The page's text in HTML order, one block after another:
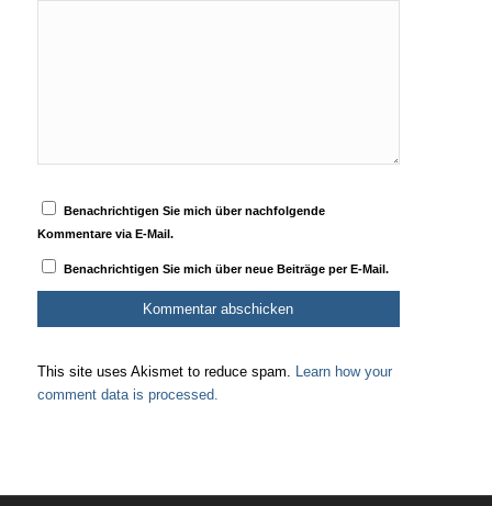
Benachrichtigen Sie mich über nachfolgende
Kommentare via E-Mail.
Benachrichtigen Sie mich über neue Beiträge per E-Mail.
This site uses Akismet to reduce spam. Learn how your
comment data is processed.